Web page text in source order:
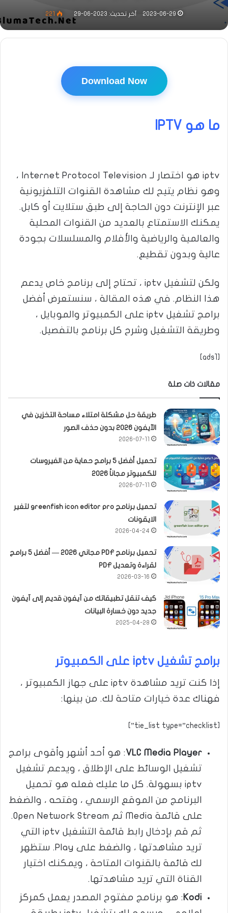
2023-06-29 آخر تحديث: 2023-06-29 221
Download Now
ما هو IPTV
iptv هو اختصار لـ Internet Protocol Television ،
وهو نظام يتيح لك مشاهدة القنوات التلفزيونية
عبر الإنترنت دون الحاجة إلى طبق ستلايت أو كابل.
يمكنك الاستمتاع بالعديد من القنوات المحلية
والعالمية والرياضية والأفلام والمسلسلات بجودة
عالية وبدون تقطيع.
ولكن لتشغيل iptv ، تحتاج إلى برنامج خاص يدعم
هذا النظام. في هذه المقالة ، سنستعرض أفضل
برامج تشغيل iptv على الكمبيوتر والموبايل ،
وطريقة التشغيل وشرح كل برنامج بالتفصيل.
[ads1]
مقالات ذات صلة
طريقة حل مشكلة امتلاء مساحة التخزين في
الآيفون 2026 بدون حذف الصور
2026-07-11
تحميل أفضل 5 برامج حماية من الفيروسات
للكمبيوتر مجاناً 2026
2026-07-11
تحميل برنامج greenfish icon editor pro لتغير
الايقونات
2026-04-24
تحميل برنامج PDF مجاني 2026 — أفضل 5 برامج
لقراءة وتعديل PDF
2026-03-16
كيف تنقل تطبيقاتك من آيفون قديم إلى آيفون
جديد دون خسارة البيانات
2025-04-28
برامج تشغيل iptv على الكمبيوتر
إذا كنت تريد مشاهدة iptv على جهاز الكمبيوتر ،
فهناك عدة خيارات متاحة لك. من بينها:
[tie_list type=”checklist”]
VLC Media Player: هو أحد أشهر وأقوى برامج
تشغيل الوسائط على الإطلاق ، ويدعم تشغيل
iptv بسهولة. كل ما عليك فعله هو تحميل
البرنامج من الموقع الرسمي ، وفتحه ، والضغط
على قائمة Media ثم Open Network Stream.
ثم قم بإدخال رابط قائمة التشغيل iptv التي
تريد مشاهدتها ، والضغط على Play. ستظهر
لك قائمة بالقنوات المتاحة ، ويمكنك اختيار
القناة التي تريد مشاهدتها.
Kodi : هو برنامج مفتوح المصدر يعمل كمركز